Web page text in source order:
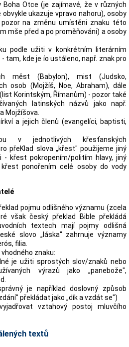
Boha Otce (je zajímavé, že v různých
ukazuje vpravo nahoru), osoby
na změnu umístěni znaku této
mše před a po proměňováni) a osoby
podle užiti v konkrétním literárním
tam, kde je ío ustáleno, např. znak pro
měst (Babylon), mist (Judsko,
osob (Mojžíš, Noe, Abraham), dále
Korintským, Římanům) - pozor také
latinských názvů jako např.
Mojžíšova.
a jejich členů (evangelíci, baptisti,
v jednotlivých křesťanských
přeKlad slova „křest" použijeme jiný
- křest pokropením/politím hlavy, jiný
ponořením celé osoby do vody
pojmu odlišného významu (zcela
však český překlad Bible překládá
textech mají pojmy odlišná
slovo „láska" zahrnuje významy
filia.
znaku:
je užiti sprostých slov/znaků nebo
výrazů jako „panebože",
je například doslovný způsob
překládat jako „dík a vzdát se")
vztahový postoj mluvčího
textů